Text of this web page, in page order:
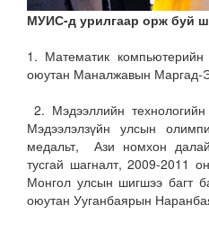
МУИС-д урилгаар орж буй
1. Математик компьютерийн
оюутан Маналжавын Маргад-
2. Мэдээллийн технологийн
Мэдээлэлзүйн улсын
медальт, Ази номхон
тусгай шагналт, 2009-2011
Монгол улсын шигшээ багт
оюутан Ууганбаярын